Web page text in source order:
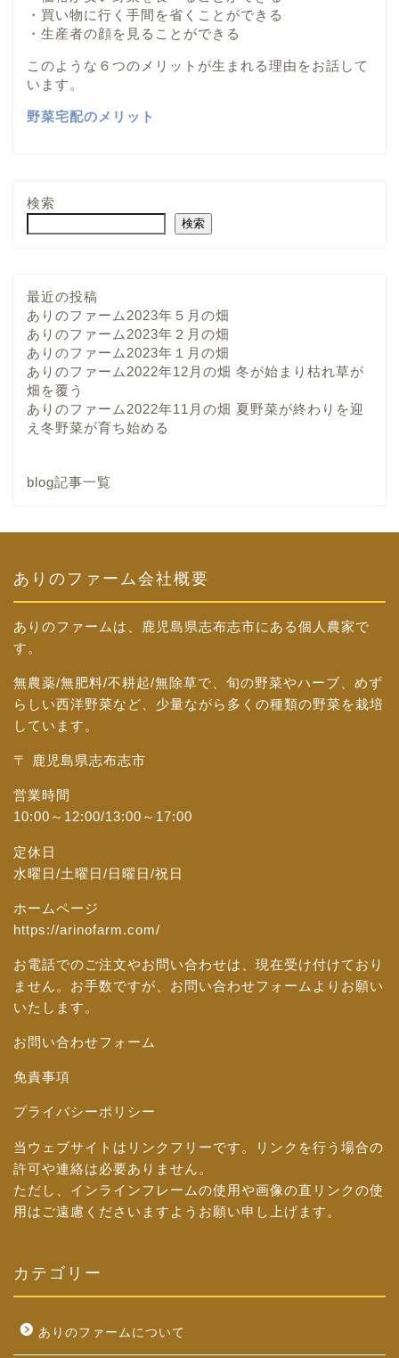
・買い物に行く手間を省くことができる
・生産者の顔を見ることができる
このような６つのメリットが生まれる理由をお話して
います。
野菜宅配のメリット
検索
検索
最近の投稿
ありのファーム2023年５月の畑
ありのファーム2023年２月の畑
ありのファーム2023年１月の畑
ありのファーム2022年12月の畑 冬が始まり枯れ草が
畑を覆う
ありのファーム2022年11月の畑 夏野菜が終わりを迎
え冬野菜が育ち始める
blog記事一覧
ありのファーム会社概要
ありのファームは、鹿児島県志布志市にある個人農家で
す。
無農薬/無肥料/不耕起/無除草で、旬の野菜やハーブ、めず
らしい西洋野菜など、少量ながら多くの種類の野菜を栽培
しています。
〒 鹿児島県志布志市
営業時間
10:00～12:00/13:00～17:00
定休日
水曜日/土曜日/日曜日/祝日
ホームページ
https://arinofarm.com/
お電話でのご注文やお問い合わせは、現在受け付けており
ません。お手数ですが、 お問い合わせフォーム よりお願い
いたします。
お問い合わせフォーム
免責事項
プライバシーポリシー
当ウェブサイトはリンクフリーです。リンクを行う場合の
許可や連絡は必要ありません。
ただし、インラインフレームの使用や画像の直リンクの使
用はご遠慮くださいますようお願い申し上げます。
カテゴリー
ありのファームについて